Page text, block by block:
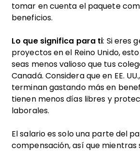
tomar en cuenta el paquete
beneficios.
Lo que significa para ti: Si eres
proyectos en el Reino Unido,
seas menos valioso que tus
Canadá. Considera que en EE.
terminan gastando más en
tienen menos días libres y
laborales.
El salario es solo una parte del
compensación, así que mientras